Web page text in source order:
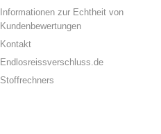
Informationen zur Echtheit von
Kundenbewertungen
Kontakt
Endlosreissverschluss.de
Stoffrechners